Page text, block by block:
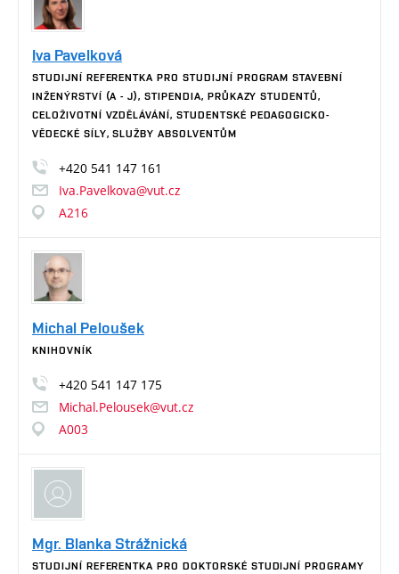
Iva Pavelková
STUDIJNÍ REFERENTKA PRO STUDIJNÍ PROGRAM STAVEBNÍ
INŽENÝRSTVÍ (A - J), STIPENDIA, PRŮKAZY STUDENTŮ,
CELOŽIVOTNÍ VZDĚLÁVÁNÍ, STUDENTSKÉ PEDAGOGICKO-
VĚDECKÉ SÍLY, SLUŽBY ABSOLVENTŮM
+420 541 147 161
Iva.Pavelkova@vut.cz
A216
Michal Peloušek
KNIHOVNÍK
+420 541 147 175
Michal.Pelousek@vut.cz
A003
Mgr. Blanka Strážnická
STUDIJNÍ REFERENTKA PRO DOKTORSKÉ STUDIJNÍ PROGRAMY